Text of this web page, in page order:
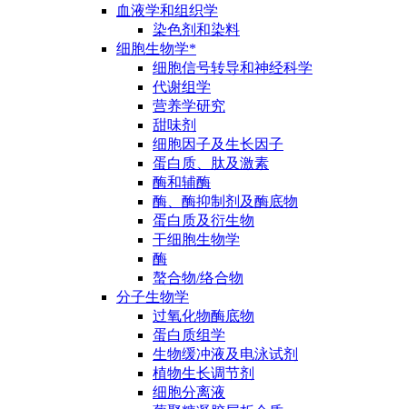
血液学和组织学
染色剂和染料
细胞生物学*
细胞信号转导和神经科学
代谢组学
营养学研究
甜味剂
细胞因子及生长因子
蛋白质、肽及激素
酶和辅酶
酶、酶抑制剂及酶底物
蛋白质及衍生物
干细胞生物学
酶
螯合物/络合物
分子生物学
过氧化物酶底物
蛋白质组学
生物缓冲液及电泳试剂
植物生长调节剂
细胞分离液